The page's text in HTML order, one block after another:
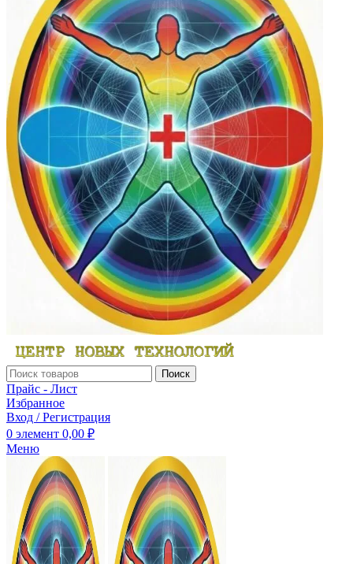
Поиск
Прайс - Лист
Избранное
Вход / Регистрация
0 элемент 0,00 ₽
Меню